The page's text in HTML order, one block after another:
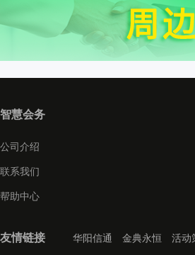
智慧会务
公司介绍
联系我们
帮助中心
友情链接 华阳信通 金典永恒 活动